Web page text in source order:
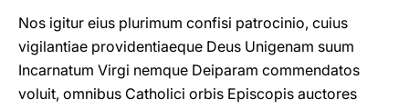
Nos igitur eius plurimum confisi patrocinio, cuius
vigilantiae providentiaeque Deus Unigenam suum
Incarnatum Virgi nemque Deiparam commendatos
voluit, omnibus Catholici orbis Episcopis auctores